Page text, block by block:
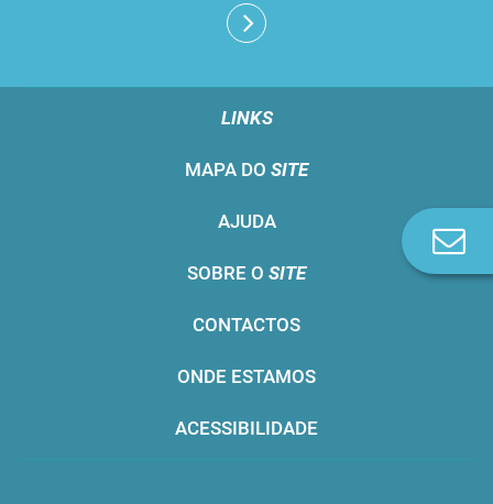
LINKS
MAPA DO SITE
AJUDA
SOBRE O SITE
CONTACTOS
ONDE ESTAMOS
ACESSIBILIDADE